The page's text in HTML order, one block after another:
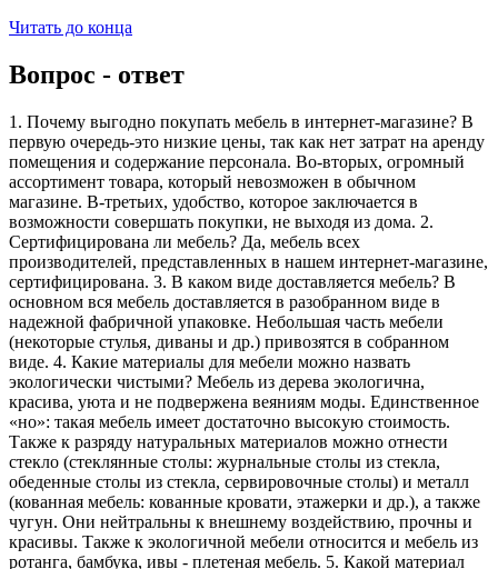
Читать до конца
Вопрос - ответ
1. Почему выгодно покупать мебель в интернет-магазине? В
первую очередь-это низкие цены, так как нет затрат на аренду
помещения и содержание персонала. Во-вторых, огромный
ассортимент товара, который невозможен в обычном
магазине. В-третьих, удобство, которое заключается в
возможности совершать покупки, не выходя из дома. 2.
Сертифицирована ли мебель? Да, мебель всех
производителей, представленных в нашем интернет-магазине,
сертифицирована. 3. В каком виде доставляется мебель? В
основном вся мебель доставляется в разобранном виде в
надежной фабричной упаковке. Небольшая часть мебели
(некоторые стулья, диваны и др.) привозятся в собранном
виде. 4. Какие материалы для мебели можно назвать
экологически чистыми? Мебель из дерева экологична,
красива, уюта и не подвержена веяниям моды. Единственное
«но»: такая мебель имеет достаточно высокую стоимость.
Также к разряду натуральных материалов можно отнести
стекло (стеклянные столы: журнальные столы из стекла,
обеденные столы из стекла, сервировочные столы) и металл
(кованная мебель: кованные кровати, этажерки и др.), а также
чугун. Они нейтральны к внешнему воздействию, прочны и
красивы. Также к экологичной мебели относится и мебель из
ротанга, бамбука, ивы - плетеная мебель. 5. Какой материал